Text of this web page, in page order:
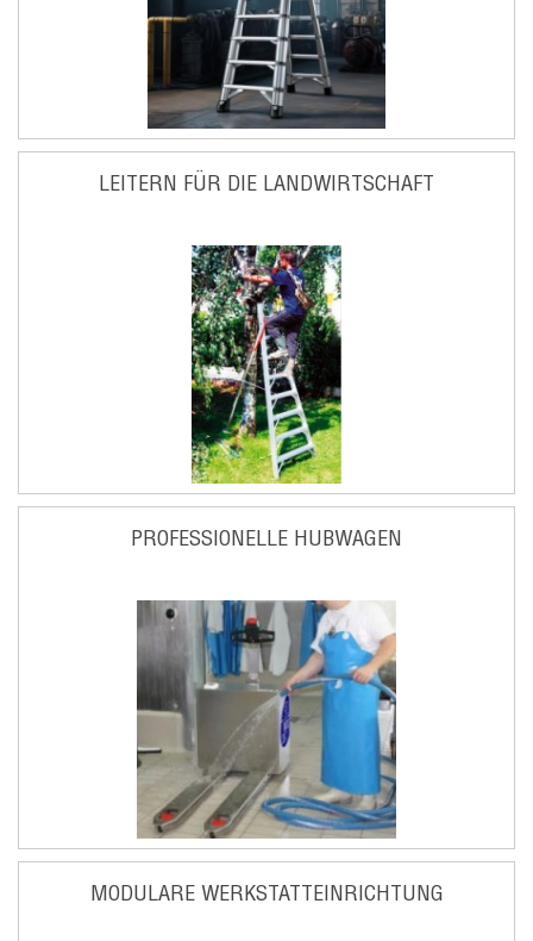
LEITERN FÜR DIE LANDWIRTSCHAFT
PROFESSIONELLE HUBWAGEN
MODULARE WERKSTATTEINRICHTUNG